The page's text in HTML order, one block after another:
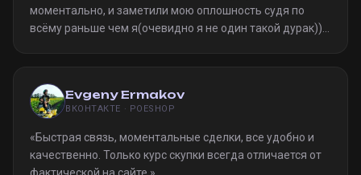
моментально, и заметили мою оплошность судя по
всёму раньше чем я(очевидно я не один такой дурак)).
Evgeny Ermakov
ВКОНТАКТЕ · POESHOP
«Быстрая связь, моментальные сделки, все удобно и
качественно. Только курс скупки всегда отличается от